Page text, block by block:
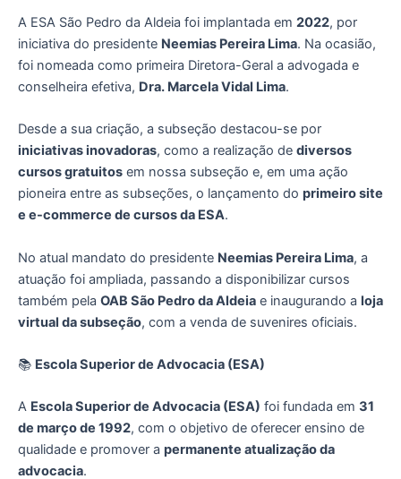
A ESA São Pedro da Aldeia foi implantada em 2022, por
iniciativa do presidente Neemias Pereira Lima. Na ocasião,
foi nomeada como primeira Diretora-Geral a advogada e
conselheira efetiva, Dra. Marcela Vidal Lima.
Desde a sua criação, a subseção destacou-se por
iniciativas inovadoras, como a realização de diversos
cursos gratuitos em nossa subseção e, em uma ação
pioneira entre as subseções, o lançamento do primeiro site
e e-commerce de cursos da ESA.
No atual mandato do presidente Neemias Pereira Lima, a
atuação foi ampliada, passando a disponibilizar cursos
também pela OAB São Pedro da Aldeia e inaugurando a loja
virtual da subseção, com a venda de suvenires oficiais.
📚 Escola Superior de Advocacia (ESA)
A Escola Superior de Advocacia (ESA) foi fundada em 31
de março de 1992, com o objetivo de oferecer ensino de
qualidade e promover a permanente atualização da
advocacia.